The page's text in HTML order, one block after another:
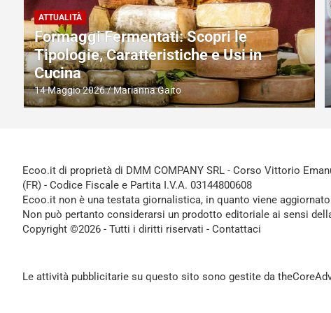
ATTUALITÀ
Gravidanza dopo il Tumore al Seno: la
Speranza e le Nuove Prospettive
secondo la Dottoressa Melucci
7 Maggio 2026 Marianna Gaito
Ecoo.it di proprietà di DMM COMPANY SRL - Corso Vittorio
(FR) - Codice Fiscale e Partita I.V.A. 03144800608
Ecoo.it non è una testata giornalistica, in quanto viene
Non può pertanto considerarsi un prodotto editoriale ai sensi
Copyright ©2026 - Tutti i diritti riservati - Contattaci
Le attività pubblicitarie su questo sito sono gestite da